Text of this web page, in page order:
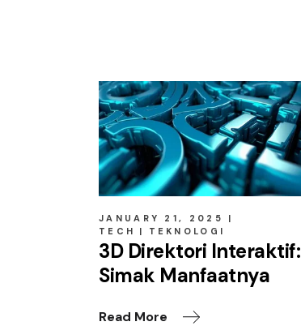
JANUARY 21, 2025
TECH
TEKNOLOGI
3D Direktori Interaktif:
Simak Manfaatnya
Read More